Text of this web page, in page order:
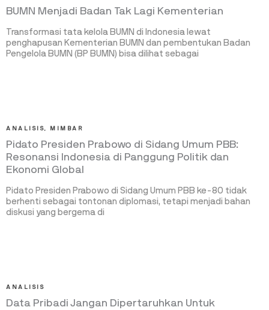
BUMN Menjadi Badan Tak Lagi Kementerian
Transformasi tata kelola BUMN di Indonesia lewat
penghapusan Kementerian BUMN dan pembentukan Badan
Pengelola BUMN (BP BUMN) bisa dilihat sebagai
ANALISIS, MIMBAR
Pidato Presiden Prabowo di Sidang Umum PBB:
Resonansi Indonesia di Panggung Politik dan
Ekonomi Global
Pidato Presiden Prabowo di Sidang Umum PBB ke-80 tidak
berhenti sebagai tontonan diplomasi, tetapi menjadi bahan
diskusi yang bergema di
ANALISIS
Data Pribadi Jangan Dipertaruhkan Untuk